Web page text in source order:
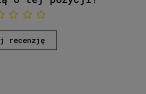
recenzję